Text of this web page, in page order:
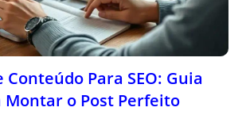
Para SEO: Guia
Montar o Post Perfeito